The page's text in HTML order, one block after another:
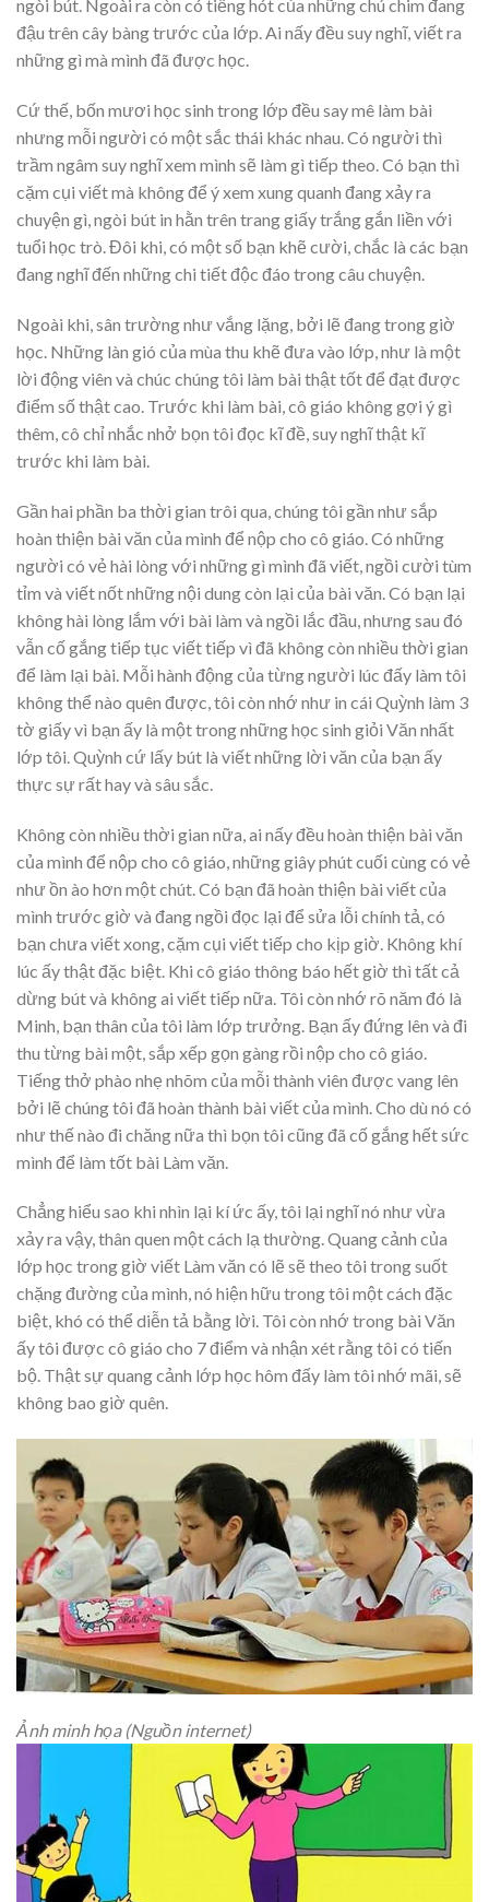
ngòi bút. Ngoài ra còn có tiếng hót của những chú chim đang
đậu trên cây bàng trước của lớp. Ai nấy đều suy nghĩ, viết ra
những gì mà mình đã được học.
Cứ thế, bốn mươi học sinh trong lớp đều say mê làm bài
nhưng mỗi người có một sắc thái khác nhau. Có người thì
trầm ngâm suy nghĩ xem mình sẽ làm gì tiếp theo. Có bạn thì
cặm cụi viết mà không để ý xem xung quanh đang xảy ra
chuyện gì, ngòi bút in hằn trên trang giấy trắng gắn liền với
tuổi học trò. Đôi khi, có một số bạn khẽ cười, chắc là các bạn
đang nghĩ đến những chi tiết độc đáo trong câu chuyện.
Ngoài khi, sân trường như vắng lặng, bởi lẽ đang trong giờ
học. Những làn gió của mùa thu khẽ đưa vào lớp, như là một
lời động viên và chúc chúng tôi làm bài thật tốt để đạt được
điểm số thật cao. Trước khi làm bài, cô giáo không gợi ý gì
thêm, cô chỉ nhắc nhở bọn tôi đọc kĩ đề, suy nghĩ thật kĩ
trước khi làm bài.
Gần hai phần ba thời gian trôi qua, chúng tôi gần như sắp
hoàn thiện bài văn của mình để nộp cho cô giáo. Có những
người có vẻ hài lòng với những gì mình đã viết, ngồi cười tùm
tỉm và viết nốt những nội dung còn lại của bài văn. Có bạn lại
không hài lòng lắm với bài làm và ngồi lắc đầu, nhưng sau đó
vẫn cố gắng tiếp tục viết tiếp vì đã không còn nhiều thời gian
để làm lại bài. Mỗi hành động của từng người lúc đấy làm tôi
không thể nào quên được, tôi còn nhớ như in cái Quỳnh làm 3
tờ giấy vì bạn ấy là một trong những học sinh giỏi Văn nhất
lớp tôi. Quỳnh cứ lấy bút là viết những lời văn của bạn ấy
thực sự rất hay và sâu sắc.
Không còn nhiều thời gian nữa, ai nấy đều hoàn thiện bài văn
của mình để nộp cho cô giáo, những giây phút cuối cùng có vẻ
như ồn ào hơn một chút. Có bạn đã hoàn thiện bài viết của
mình trước giờ và đang ngồi đọc lại để sửa lỗi chính tả, có
bạn chưa viết xong, cặm cụi viết tiếp cho kịp giờ. Không khí
lúc ấy thật đặc biệt. Khi cô giáo thông báo hết giờ thì tất cả
dừng bút và không ai viết tiếp nữa. Tôi còn nhớ rõ năm đó là
Minh, bạn thân của tôi làm lớp trưởng. Bạn ấy đứng lên và đi
thu từng bài một, sắp xếp gọn gàng rồi nộp cho cô giáo.
Tiếng thở phào nhẹ nhõm của mỗi thành viên được vang lên
bởi lẽ chúng tôi đã hoàn thành bài viết của mình. Cho dù nó có
như thế nào đi chăng nữa thì bọn tôi cũng đã cố gắng hết sức
mình để làm tốt bài Làm văn.
Chẳng hiểu sao khi nhìn lại kí ức ấy, tôi lại nghĩ nó như vừa
xảy ra vậy, thân quen một cách lạ thường. Quang cảnh của
lớp học trong giờ viết Làm văn có lẽ sẽ theo tôi trong suốt
chặng đường của mình, nó hiện hữu trong tôi một cách đặc
biệt, khó có thể diễn tả bằng lời. Tôi còn nhớ trong bài Văn
ấy tôi được cô giáo cho 7 điểm và nhận xét rằng tôi có tiến
bộ. Thật sự quang cảnh lớp học hôm đấy làm tôi nhớ mãi, sẽ
không bao giờ quên.
Ảnh minh họa (Nguồn internet)